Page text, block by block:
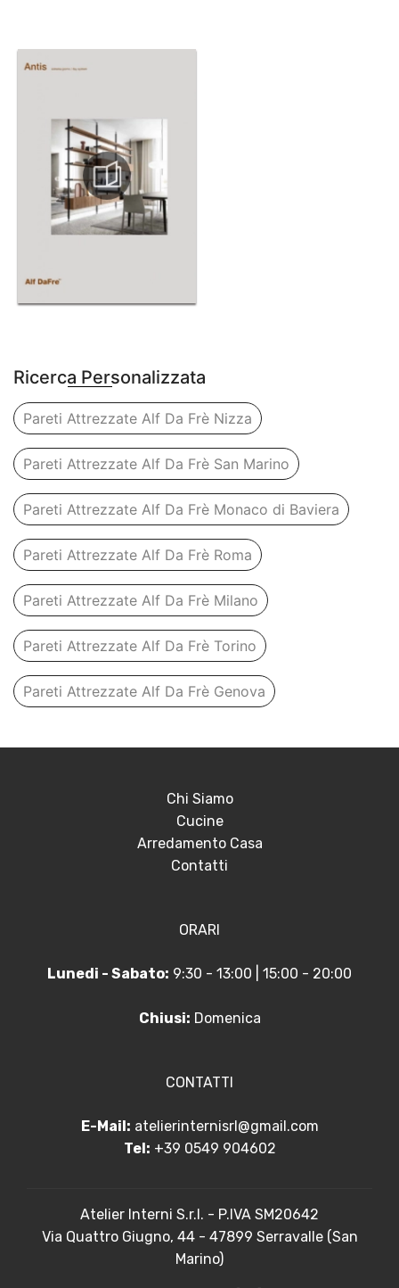
Ricerca Personalizzata
Pareti Attrezzate Alf Da Frè Nizza
Pareti Attrezzate Alf Da Frè San Marino
Pareti Attrezzate Alf Da Frè Monaco di Baviera
Pareti Attrezzate Alf Da Frè Roma
Pareti Attrezzate Alf Da Frè Milano
Pareti Attrezzate Alf Da Frè Torino
Pareti Attrezzate Alf Da Frè Genova
Chi Siamo
Cucine
Arredamento Casa
Contatti
ORARI
Lunedi - Sabato: 9:30 - 13:00 | 15:00 - 20:00
Chiusi: Domenica
CONTATTI
E-Mail: atelierinternisrl@gmail.com
Tel: +39 0549 904602
Atelier Interni S.r.l. - P.IVA SM20642
Via Quattro Giugno, 44 - 47899 Serravalle (San
Marino)